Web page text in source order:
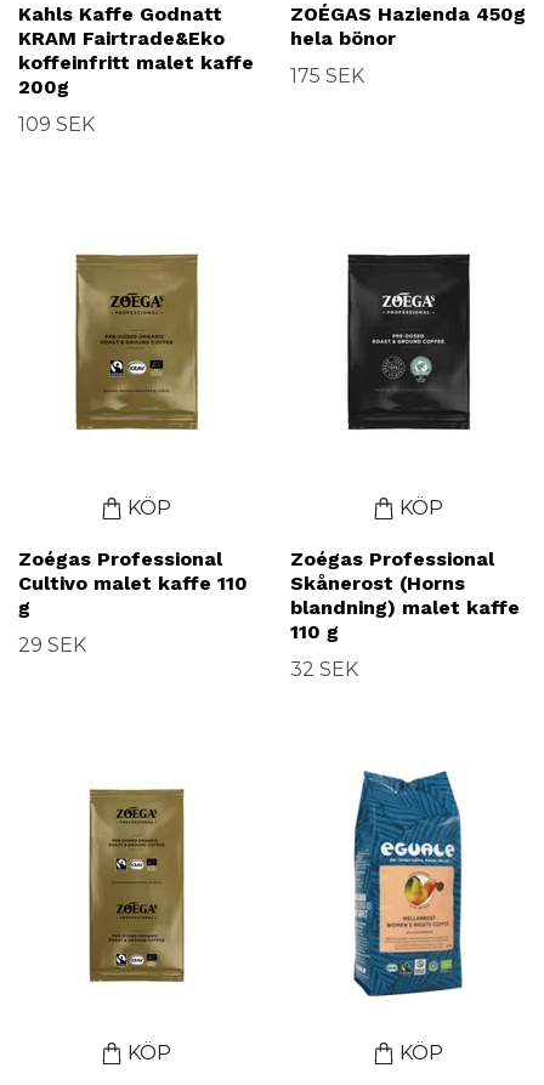
Kahls Kaffe Godnatt
KRAM Fairtrade&Eko
koffeinfritt malet kaffe
200g
109 SEK
ZOÉGAS Hazienda 450g
hela bönor
175 SEK
KÖP
Zoégas Professional
Cultivo malet kaffe 110
g
29 SEK
KÖP
Zoégas Professional
Skånerost (Horns
blandning) malet kaffe
110 g
32 SEK
KÖP KÖP